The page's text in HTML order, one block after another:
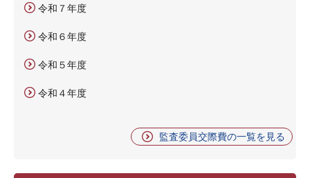
令和７年度
令和６年度
令和５年度
令和４年度
監査委員交際費の一覧を見る